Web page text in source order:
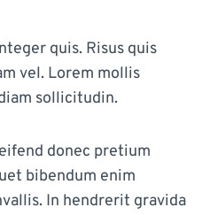
quis. Risus quis
vel. Lorem mollis
sollicitudin.
donec pretium
bibendum enim
In hendrerit gravida